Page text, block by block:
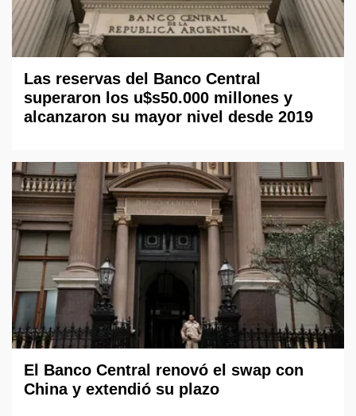
Las reservas del Banco Central
superaron los u$s50.000 millones y
alcanzaron su mayor nivel desde 2019
El Banco Central renovó el swap con
China y extendió su plazo